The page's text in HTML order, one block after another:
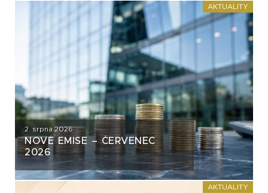
AKTUALITY
2. srpna 2026
NOVÉ EMISE – ČERVENEC
2026
AKTUALITY